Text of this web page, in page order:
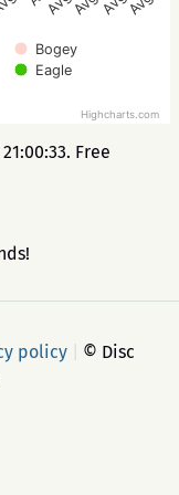
Bogey
Eagle
Highcharts.com
Free
policy
© Disc